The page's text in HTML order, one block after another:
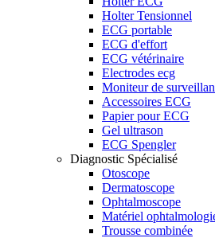
Holter Tensionnel
ECG portable
ECG d'effort
ECG vétérinaire
Electrodes ecg
Moniteur de
Accessoires ECG
Papier pour ECG
Gel ultrason
ECG Spengler
Diagnostic Spécialisé
Otoscope
Dermatoscope
Ophtalmoscope
Matériel
Trousse combinée